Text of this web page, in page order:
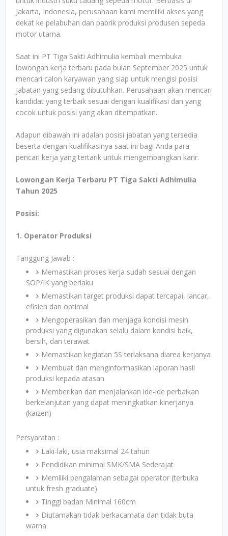
Jakarta, Indonesia, perusahaan kami memiliki akses yang
dekat ke pelabuhan dan pabrik produksi produsen sepeda
motor utama.
Saat ini PT Tiga Sakti Adhimulia kembali membuka
lowongan kerja terbaru pada bulan September 2025 untuk
mencari calon karyawan yang siap untuk mengisi posisi
jabatan yang sedang dibutuhkan. Perusahaan akan mencari
kandidat yang terbaik sesuai dengan kualifikasi dan yang
cocok untuk posisi yang akan ditempatkan.
Adapun dibawah ini adalah posisi jabatan yang tersedia
beserta dengan kualifikasinya saat ini bagi Anda para
pencari kerja yang tertarik untuk mengembangkan karir.
Lowongan Kerja Terbaru PT Tiga Sakti Adhimulia
Tahun 2025
Posisi:
1. Operator Produksi
Tanggung Jawab :
Memastikan proses kerja sudah sesuai dengan
SOP/IK yang berlaku
Memastikan target produksi dapat tercapai, lancar,
efisien dan optimal
Mengoperasikan dan menjaga kondisi mesin
produksi yang digunakan selalu dalam kondisi baik,
bersih, dan terawat
Memastikan kegiatan 5S terlaksana diarea kerjanya
Membuat dan menginformasikan laporan hasil
produksi kepada atasan
Memberikan dan menjalankan ide-ide perbaikan
berkelanjutan yang dapat meningkatkan kinerjanya
(kaizen)
Persyaratan :
Laki-laki, usia maksimal 24 tahun
Pendidikan minimal SMK/SMA Sederajat
Memiliki pengalaman sebagai operator (terbuka
untuk fresh graduate)
Tinggi badan Minimal 160cm
Diutamakan tidak berkacamata dan tidak buta
warna